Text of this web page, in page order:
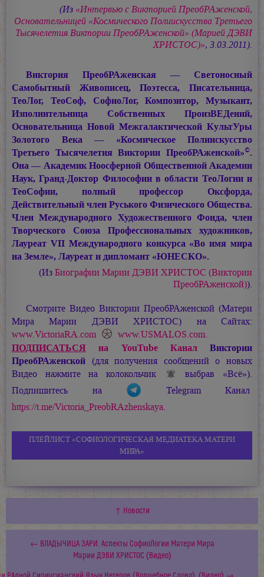
(Из «Интервью с Викторией ПреобРАженской,
Основательницей «Космического Полиискусства Третьего
Тысячелетия Виктории ПреобРАженской» (Марией ДЭВИ
ХРИСТОС)», 3.03.2011).
Виктория ПреобРАженская — Светоносный
Самобытный Живописец, Поэтесса, Писательница,
ТеоЛог, ТеоСоф, СофиоЛог, Композитор, Музыкант,
Изполнительница Собственных ПроизВЕДений,
Основательница Новой Межгалактической КультУры
Золотого Века — «Космическое Полиискусство
Третьего Тысячелетия Виктории ПреобРАженской»©.
Она — Академик Ноосферной Общественной Академии
Наук, Гранд-Доктор Философии в области ТеоЛогии и
ТеоСофии, полный профессор Оксфорда,
Действительный член Руського Физического Общества.
Член Международного Художественного Фонда, член
Творческого Союза Профессиональных художников,
Лауреат VII Международного конкурса «Во имя мира
на Земле», Лауреат и дипломант «ЮНЕСКО».
(ИзБиографииМарии ДЭВИ ХРИСТОС (Виктории
ПреобРАженской)).
Смотрите Видео Виктории ПреобРАженской (Матери
МираМарии ДЭВИ ХРИСТОС) на Сайтах:
www.VictoriaRA.com
www.USMALOS.com.
ПОДПИСАТЬСЯ на YouTube КаналВиктории
ПреобРАженской (для получения сообщений о новых
Видео нажмите на колокольчик
выбрав «Всё»).
Подпишитесь на
Telegram Канал
https://t.me/Victoria_PreobRAzhenskaya.
ПЛЕЙЛИСТ «СОФИОЛОГИЧЕСКАЯ МЕДИАТЕКА МАТЕРИ
МИРА»
↑ Новости
← ВЛАДЫЧИЦА ЗАРИ. Аспекты СофиоЛогии Матери Мира
Марии ДЭВИ ХРИСТОС (Видео)